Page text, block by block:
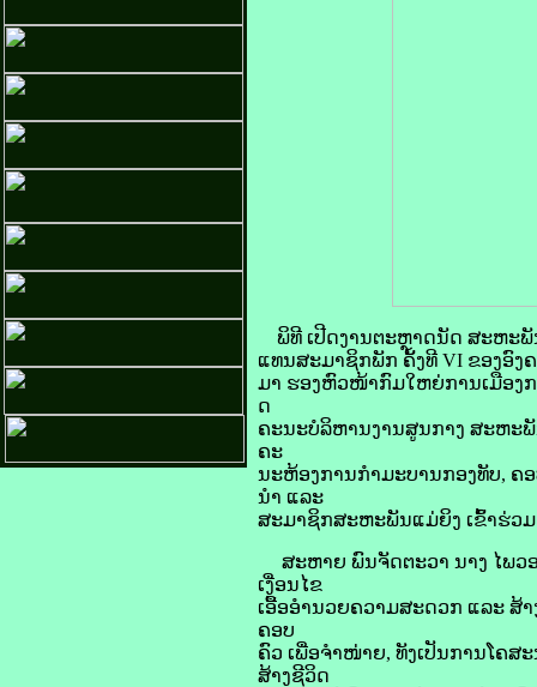
ພິທີ ເປີດງານຕະຫຼາດນັດ ສະຫະ
ແທນສະມາຊິກພັກ ຄັ້ງທີ VI ຂອງອົງ
ມາ ຮອງຫົວໜ້າກົມໃຫຍ່ການເມືອງ
ດ
ຄະນະບໍລິຫານງານສູນກາງ ສະຫະ
ຄະ
ນະຫ້ອງການກຳມະບານກອງທັບ, ຄ
ນໍາ ແລະ
ສະມາຊິກສະຫະພັນແມ່ຍິງ ເຂົ້າຮ່ວ
ສະຫາຍ ພົນຈັດຕະວາ ນາງ ໄພວ
ເງື່ອນໄຂ
ເອື້ອອໍານວຍຄວາມສະດວກ ແລະ ສ້
ຄອບ
ຄົວ ເພື່ອຈຳໜ່າຍ, ທັງເປັນການໂຄ
ສ້າງຊີວິດ